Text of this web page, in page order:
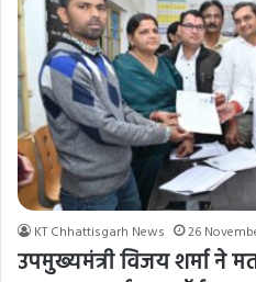
KT Chhattisgarh News 26
उपमुख्यमंत्री विजय शर्मा ने